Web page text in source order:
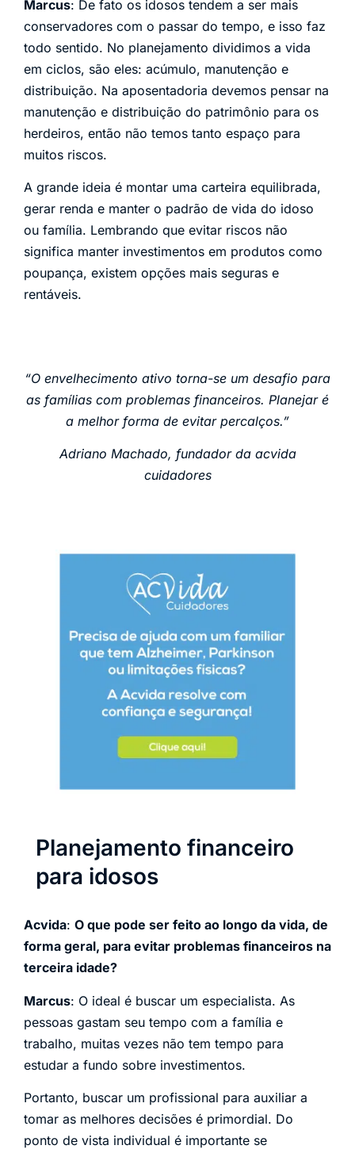
Marcus: De fato os idosos tendem a ser mais
conservadores com o passar do tempo, e isso faz
todo sentido. No planejamento dividimos a vida
em ciclos, são eles: acúmulo, manutenção e
distribuição. Na aposentadoria devemos pensar na
manutenção e distribuição do patrimônio para os
herdeiros, então não temos tanto espaço para
muitos riscos.
A grande ideia é montar uma carteira equilibrada,
gerar renda e manter o padrão de vida do idoso
ou família. Lembrando que evitar riscos não
significa manter investimentos em produtos como
poupança, existem opções mais seguras e
rentáveis.
“O envelhecimento ativo torna-se um desafio para
as famílias com problemas financeiros. Planejar é
a melhor forma de evitar percalços.”
Adriano Machado, fundador da acvida
cuidadores
Planejamento financeiro
para idosos
Acvida: O que pode ser feito ao longo da vida, de
forma geral, para evitar problemas financeiros na
terceira idade?
Marcus: O ideal é buscar um especialista. As
pessoas gastam seu tempo com a família e
trabalho, muitas vezes não tem tempo para
estudar a fundo sobre investimentos.
Portanto, buscar um profissional para auxiliar a
tomar as melhores decisões é primordial. Do
ponto de vista individual é importante se